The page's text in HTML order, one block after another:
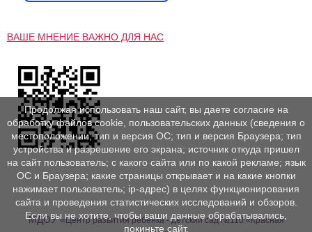
ВАШЕ МНЕНИЕ ВАЖНО ДЛЯ НАС
МДОУ «Центр развития ребенка - детский сад №110 «Красная
Продолжая использовать наш сайт, вы даете согласие на
обработку файлов cookie, пользовательских данных (сведения о
местоположении; тип и версия ОС; тип и версия Браузера; тип
устройства и разрешение его экрана; источник откуда пришел
на сайт пользователь; с какого сайта или по какой рекламе; язык
ОС и Браузера; какие страницы открывает и на какие кнопки
нажимает пользователь; ip-адрес) в целях функционирования
сайта и проведения статистических исследований и обзоров.
Если вы не хотите, чтобы ваши данные обрабатывались,
покиньте сайт.